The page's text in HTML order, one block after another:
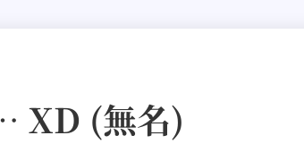
XD (無名)